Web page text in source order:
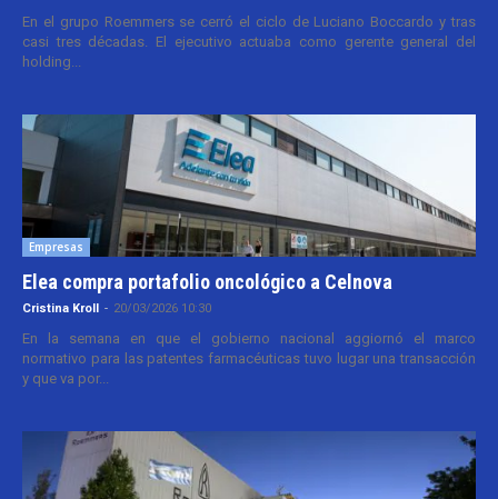
En el grupo Roemmers se cerró el ciclo de Luciano Boccardo y tras
casi tres décadas. El ejecutivo actuaba como gerente general del
holding...
Empresas
Elea compra portafolio oncológico a Celnova
Cristina Kroll - 20/03/2026 10:30
En la semana en que el gobierno nacional aggiornó el marco
normativo para las patentes farmacéuticas tuvo lugar una transacción
y que va por...